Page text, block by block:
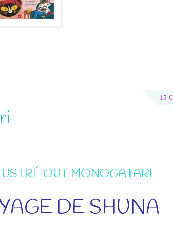
15
OU EMONOGATARI
DE SHUNA